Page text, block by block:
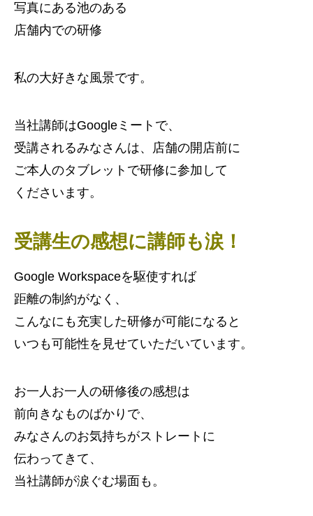
写真にある池のある
店舗内での研修
私の大好きな風景です。
当社講師はGoogleミートで、
受講されるみなさんは、店舗の開店前に
ご本人のタブレットで研修に参加して
くださいます。
受講生の感想に講師も涙！
Google Workspaceを駆使すれば
距離の制約がなく、
こんなにも充実した研修が可能になると
いつも可能性を見せていただいています。
お一人お一人の研修後の感想は
前向きなものばかりで、
みなさんのお気持ちがストレートに
伝わってきて、
当社講師が涙ぐむ場面も。